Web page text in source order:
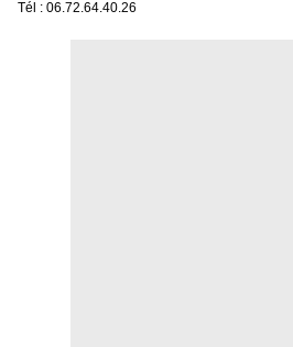
Tél : 06.72.64.40.26